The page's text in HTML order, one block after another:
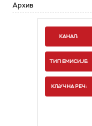
Архив
КАНАЛ:
ТИП ЕМИСИЈЕ:
КЉУЧНА РЕЧ: